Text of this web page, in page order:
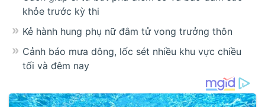
khỏe trước kỳ thi
Kẻ hành hung phụ nữ đâm tử vong trưởng thôn
Cảnh báo mưa dông, lốc sét nhiều khu vực chiều
tối và đêm nay